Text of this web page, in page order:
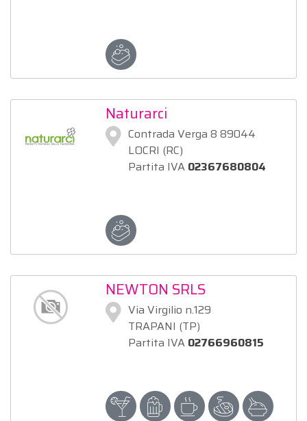
Naturarci
Contrada Verga 8 89044
LOCRI (RC)
Partita IVA 02367680804
NEWTON SRLS
Via Virgilio n.129
TRAPANI (TP)
Partita IVA 02766960815